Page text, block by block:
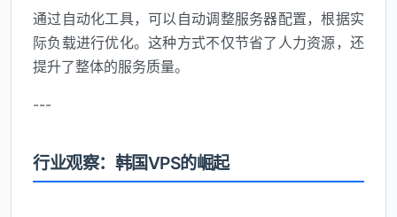
通过自动化工具，可以自动调整服务器配置，根据实
际负载进行优化。这种方式不仅节省了人力资源，还
提升了整体的服务质量。
---
行业观察：韩国VPS的崛起